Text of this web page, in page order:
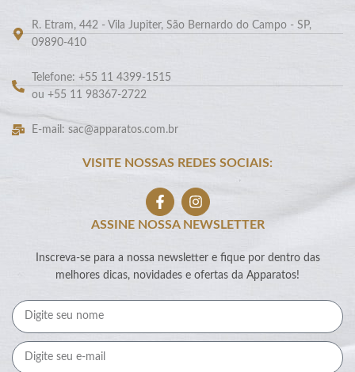
R. Etram, 442 - Vila Jupiter, São Bernardo do Campo - SP,
09890-410
Telefone: +55 11 4399-1515
ou +55 11 98367-2722
E-mail: sac@apparatos.com.br
VISITE NOSSAS REDES SOCIAIS:
ASSINE NOSSA NEWSLETTER
Inscreva-se para a nossa newsletter e fique por dentro das
melhores dicas, novidades e ofertas da Apparatos!